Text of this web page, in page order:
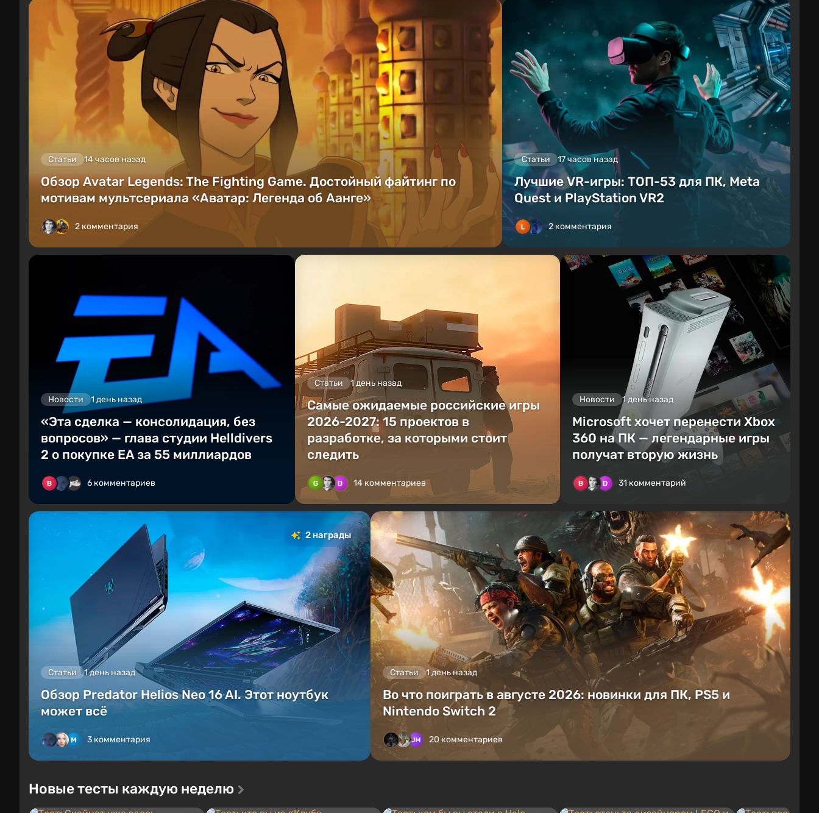
Статьи 14 часов назад
Обзор Avatar Legends: The Fighting Game. Достойный файтинг по
мотивам мультсериала «Аватар: Легенда об Аанге»
2 комментария
Статьи 17 часов назад
Лучшие VR-игры: ТОП-53 для ПК, Meta
Quest и PlayStation VR2
2 комментария
Новости 1 день назад
«Эта сделка — консолидация, без
вопросов» — глава студии Helldivers
2 о покупке EA за 55 миллиардов
6 комментариев
Статьи 1 день назад
Самые ожидаемые российские игры
2026-2027: 15 проектов в
разработке, за которыми стоит
следить
14 комментариев
Новости 1 день назад
Microsoft хочет перенести Xbox
360 на ПК — легендарные игры
получат вторую жизнь
31 комментарий
2 награды
Статьи 1 день назад
Обзор Predator Helios Neo 16 AI. Этот ноутбук
может всё
3 комментария
Статьи 1 день назад
Во что поиграть в августе 2026: новинки для ПК, PS5 и
Nintendo Switch 2
20 комментариев
Новые тесты каждую неделю